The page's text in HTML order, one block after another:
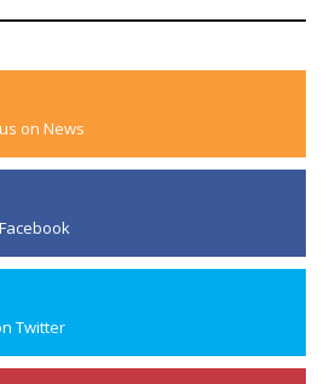
on News
Twitter